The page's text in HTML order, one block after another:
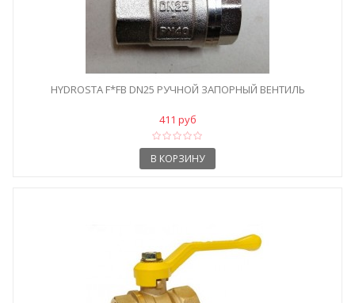
HYDROSTA F*FB DN25 РУЧНОЙ ЗАПОРНЫЙ ВЕНТИЛЬ
411 руб
В КОРЗИНУ